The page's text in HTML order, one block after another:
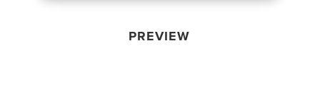
PREVIEW